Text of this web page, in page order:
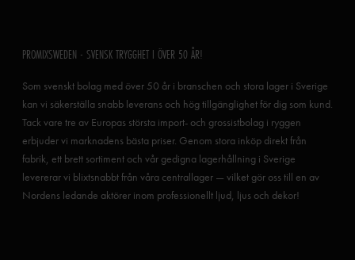
PROMIXSWEDEN - SVENSK TRYGGHET I ÖVER 50 ÅR!
Som svenskt bolag med över 50 år i branschen och stora lager i Sverige
kan vi säkerställa snabb leverans och hög tillgänglighet för dig som kund.
Tack vare tre av Europas största import- och grossistbolag i ryggen
erbjuder vi marknadens bästa priser. Genom stora inköp direkt från
fabrik, ett brett sortiment och vår gedigna lagerhållning i Sverige
levererar vi blixtsnabbt från våra centrallager — vilket gör oss till en av
Nordens ledande aktörer inom professionellt ljud, ljus och dekor!